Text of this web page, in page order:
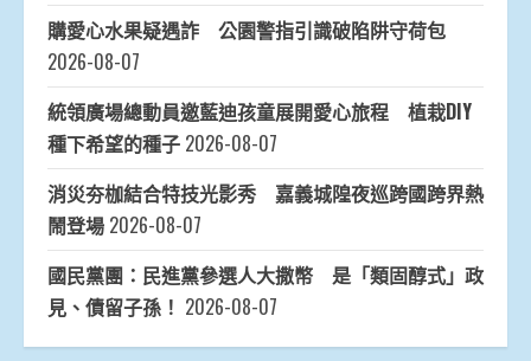
購愛心水果疑遇詐 公園警指引識破陷阱守荷包
2026-08-07
統領廣場總動員邀藍迪孩童展開愛心旅程 植栽DIY
種下希望的種子 2026-08-07
消災夯枷結合特技光影秀 嘉義城隍夜巡跨國跨界熱
鬧登場 2026-08-07
國民黨團：民進黨參選人大撒幣 是「類固醇式」政
見、債留子孫！ 2026-08-07